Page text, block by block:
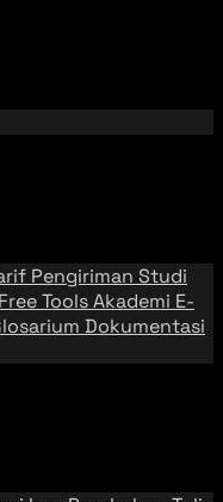
Pengiriman Studi
Free ToolsAkademi E-
Dokumentasi